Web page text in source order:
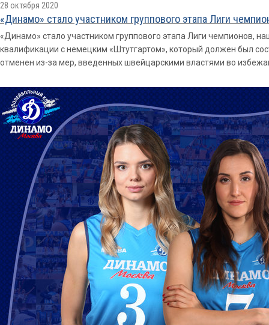
28 октября 2020
«Динамо» стало участником группового этапа Лиги
«Динамо» стало участником группового этапа Лиги чемпионов,
квалификации с немецким «Штутгартом», который должен был
отменен из-за мер, введенных швейцарскими властями во